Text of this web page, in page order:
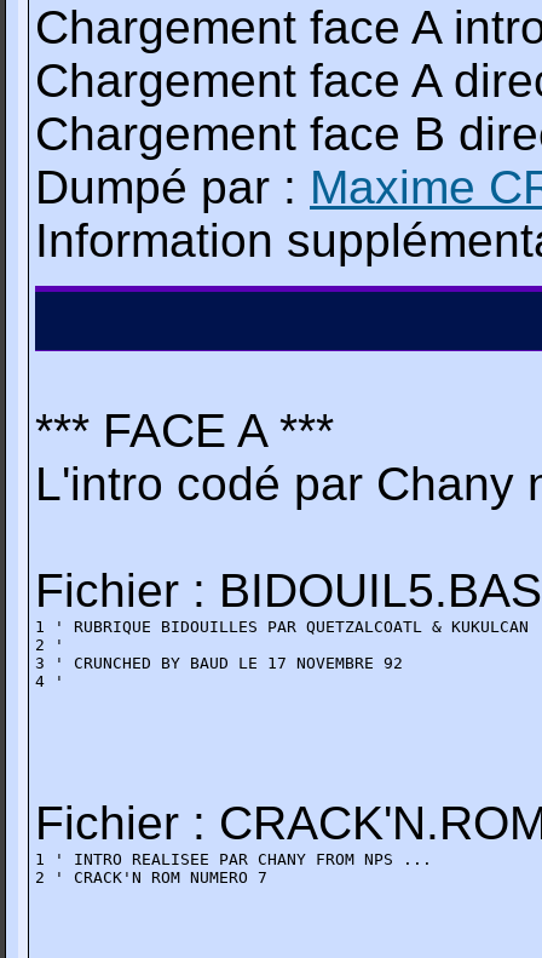
Chargement face A
Chargement face A
Chargement face B
Dumpé par : Maxime
Information
*** FACE A ***
L'intro codé par Chany
Fichier : BIDOUIL5.BAS
1 ' RUBRIQUE BIDOUILLES PAR QUETZALCOATL &
2 '
3 ' CRUNCHED BY BAUD LE 17 NOVEMBRE 92
4 '
Fichier :
1 ' INTRO REALISEE PAR CHANY FROM NPS ...
2 ' CRACK'N ROM NUMERO 7